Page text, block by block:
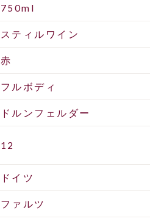
750ml
スティルワイン
赤
フルボディ
ドルンフェルダー
12
ドイツ
ファルツ